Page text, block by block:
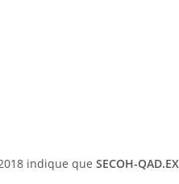
indique que SECOH-